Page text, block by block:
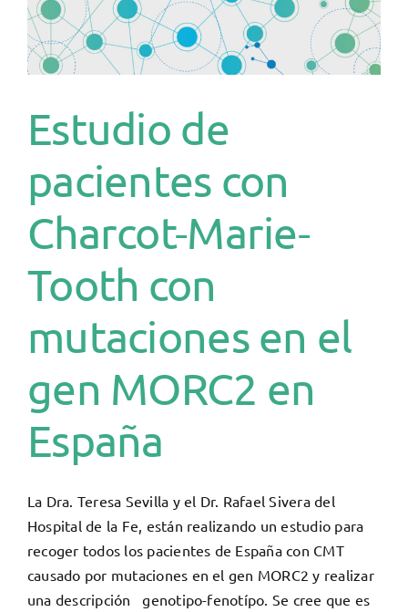
Estudio de
pacientes con
Charcot-Marie-
Tooth con
mutaciones en el
gen MORC2 en
España
La Dra. Teresa Sevilla y el Dr. Rafael Sivera del
Hospital de la Fe, están realizando un estudio para
recoger todos los pacientes de España con CMT
causado por mutaciones en el gen MORC2 y realizar
una descripción genotipo-fenotípo. Se cree que es